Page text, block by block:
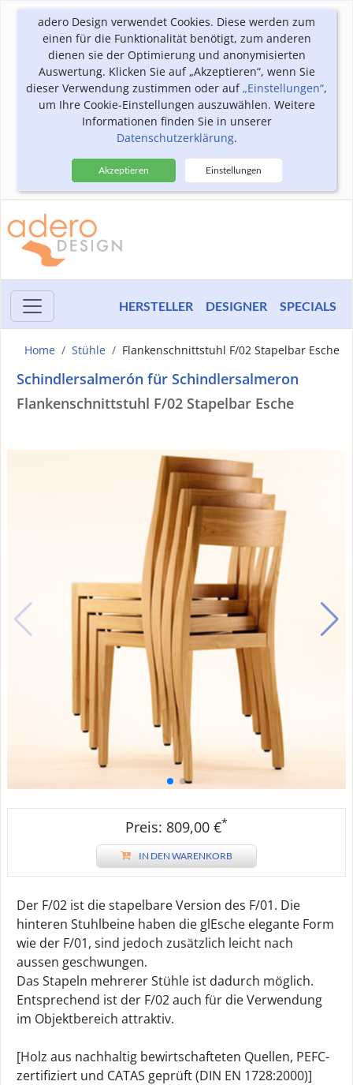
adero Design verwendet Cookies. Diese werden zum
einen für die Funktionalität benötigt, zum anderen
dienen sie der Optimierung und anonymisierten
Auswertung. Klicken Sie auf „Akzeptieren“, wenn Sie
dieser Verwendung zustimmen oder auf„Einstellungen“,
um Ihre Cookie-Einstellungen auszuwählen. Weitere
Informationen finden Sie in unserer
Datenschutzerklärung.
Akzeptieren Einstellungen
HERSTELLER DESIGNER SPECIALS
Home Stühle Flankenschnittstuhl F/02 Stapelbar Esche
Schindlersalmerón für Schindlersalmeron
Flankenschnittstuhl F/02 Stapelbar Esche
Preis: 809,00 €*
IN DEN WARENKORB
Der F/02 ist die stapelbare Version des F/01. Die
hinteren Stuhlbeine haben die glEsche elegante Form
wie der F/01, sind jedoch zusätzlich leicht nach
aussen geschwungen.
Das Stapeln mehrerer Stühle ist dadurch möglich.
Entsprechend ist der F/02 auch für die Verwendung
im Objektbereich attraktiv.
[Holz aus nachhaltig bewirtschafteten Quellen, PEFC-
zertifiziert und CATAS geprüft (DIN EN 1728:2000)]